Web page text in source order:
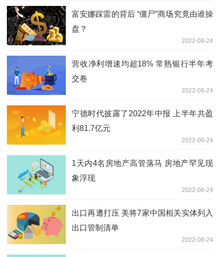
富安娜踩雷的背后 “僵尸”商场究竟由谁操
盘？
2022-08-24
营收净利增速均超18% 常熟银行半年考
交卷
2022-08-24
宁德时代披露了2022年中报 上半年共盈
利81.7亿元
2022-08-24
1天内4名房地产高管落马 房地产罕见现
象浮现
2022-08-24
出口再遭打压 美将7家中国相关实体列入
出口管制清单
2022-08-24